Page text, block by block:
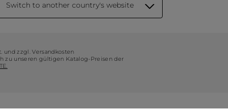
Switch to another country's website
und zzgl. Versandkosten
zu unseren gültigen Katalog-Preisen der